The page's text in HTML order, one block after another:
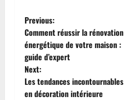
P
o
s
t
Previous:
Comment réussir la rénovation
énergétique de votre maison :
guide d’expert
Next:
Les tendances incontournables
en décoration intérieure